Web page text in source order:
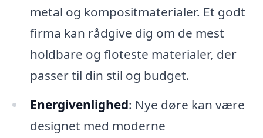
metal og kompositmaterialer. Et godt
firma kan rådgive dig om de mest
holdbare og floteste materialer, der
passer til din stil og budget.
Energivenlighed: Nye døre kan være
designet med moderne